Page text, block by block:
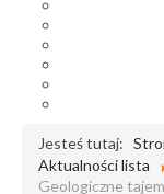
Jesteś tutaj:
Aktualności lista
Geologiczne